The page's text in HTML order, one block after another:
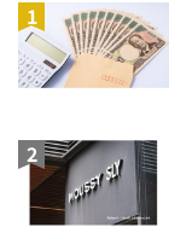
1
2